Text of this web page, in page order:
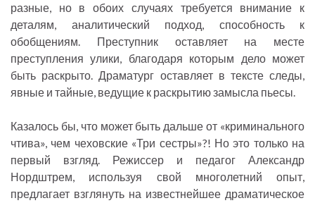
разные, но в обоих случаях требуется внимание к
деталям, аналитический подход, способность к
обобщениям. Преступник оставляет на месте
преступления улики, благодаря которым дело может
быть раскрыто. Драматург оставляет в тексте следы,
явные и тайные, ведущие к раскрытию замысла пьесы.
Казалось бы, что может быть дальше от «криминального
чтива», чем чеховские «Три сестры»?! Но это только на
первый взгляд. Режиссер и педагог Александр
Нордштрем, используя свой многолетний опыт,
предлагает взглянуть на известнейшее драматическое